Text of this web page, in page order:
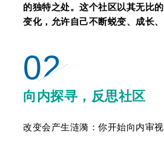
的独特之处。 这个社区以其无比
变化，允许自己不断蜕变、成长、
02
向内探寻，反思社区
改变会产生涟漪：你开始向内审视